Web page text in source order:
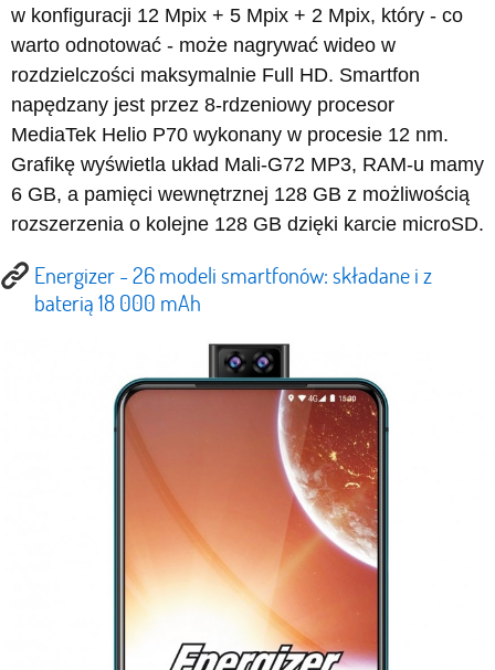
w konfiguracji 12 Mpix + 5 Mpix + 2 Mpix, który - co
warto odnotować - może nagrywać wideo w
rozdzielczości maksymalnie Full HD. Smartfon
napędzany jest przez 8-rdzeniowy procesor
MediaTek Helio P70 wykonany w procesie 12 nm.
Grafikę wyświetla układ Mali-G72 MP3, RAM-u mamy
6 GB, a pamięci wewnętrznej 128 GB z możliwością
rozszerzenia o kolejne 128 GB dzięki karcie microSD.
Energizer - 26 modeli smartfonów: składane i z
baterią 18 000 mAh